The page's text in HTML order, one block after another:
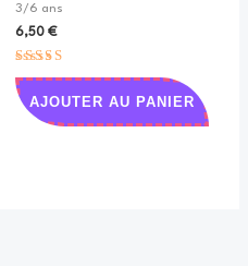
3/6 ans
6,50 €
Note
5.00
sur 5
AJOUTER AU PANIER